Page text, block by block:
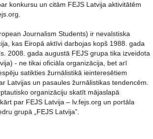
konkursu un citām FEJS Latvija aktivitātēm
Journalism Students) ir nevalstiska
kas Eiropā aktīvi darbojas kopš 1988. gada
2008. gada augustā FEJS grupa tika izveidota
- ne tikai oficiāla organizācija, bet arī
satikties žurnālistikā ieinteresētiem
Latvijas un pasaules žurnālistikas tendencēm.
organizāciju skatīt mājaslapā
par FEJS Latvija – lv.fejs.org un portāla
grupā „FEJS Latvija”.